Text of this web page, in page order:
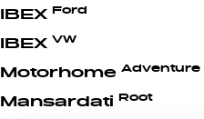
Trovate il
Sunlight
Ricerca
IBEX Ford
IBEX VW
Motorhome Adventure
Mansardati Root